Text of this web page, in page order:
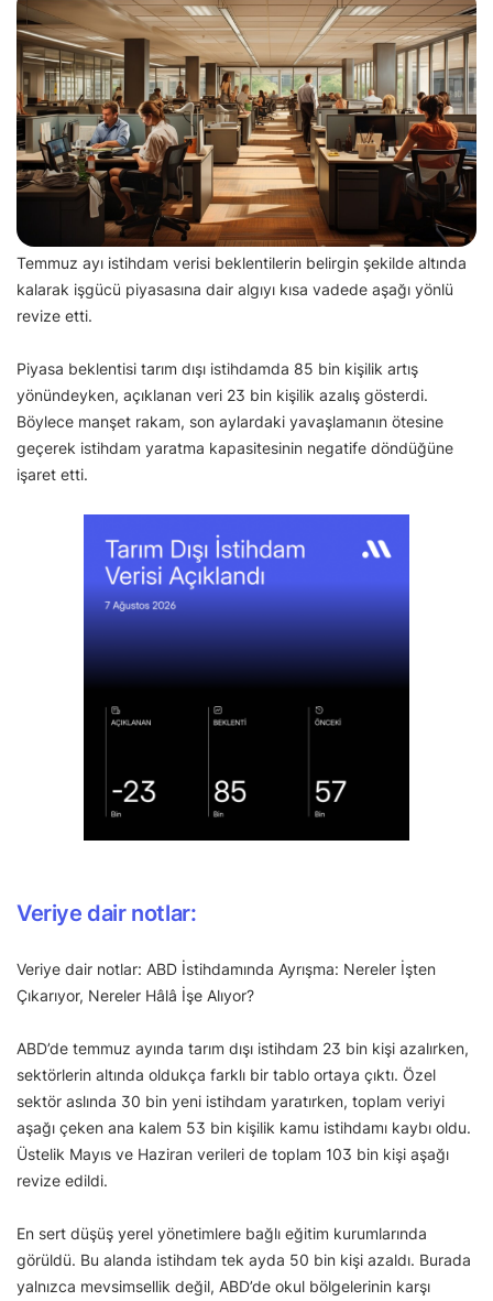
Temmuz ayı istihdam verisi beklentilerin belirgin şekilde altında
kalarak işgücü piyasasına dair algıyı kısa vadede aşağı yönlü
revize etti.
Piyasa beklentisi tarım dışı istihdamda 85 bin kişilik artış
yönündeyken, açıklanan veri 23 bin kişilik azalış gösterdi.
Böylece manşet rakam, son aylardaki yavaşlamanın ötesine
geçerek istihdam yaratma kapasitesinin negatife döndüğüne
işaret etti.
Veriye dair notlar:
Veriye dair notlar: ABD İstihdamında Ayrışma: Nereler İşten
Çıkarıyor, Nereler Hâlâ İşe Alıyor?
ABD’de temmuz ayında tarım dışı istihdam 23 bin kişi azalırken,
sektörlerin altında oldukça farklı bir tablo ortaya çıktı. Özel
sektör aslında 30 bin yeni istihdam yaratırken, toplam veriyi
aşağı çeken ana kalem 53 bin kişilik kamu istihdamı kaybı oldu.
Üstelik Mayıs ve Haziran verileri de toplam 103 bin kişi aşağı
revize edildi.
En sert düşüş yerel yönetimlere bağlı eğitim kurumlarında
görüldü. Bu alanda istihdam tek ayda 50 bin kişi azaldı. Burada
yalnızca mevsimsellik değil, ABD’de okul bölgelerinin karşı